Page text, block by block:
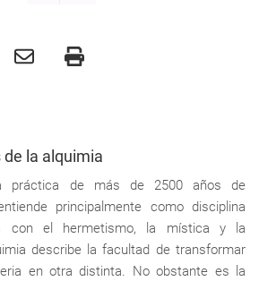
de la alquimia
práctica de más de 2500 años de
principalmente como disciplina
con el hermetismo, la mística y la
describe la facultad de transformar
en otra distinta. No obstante es la